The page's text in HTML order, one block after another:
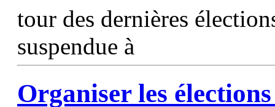
tour des dernières
suspendue à
Organiser les